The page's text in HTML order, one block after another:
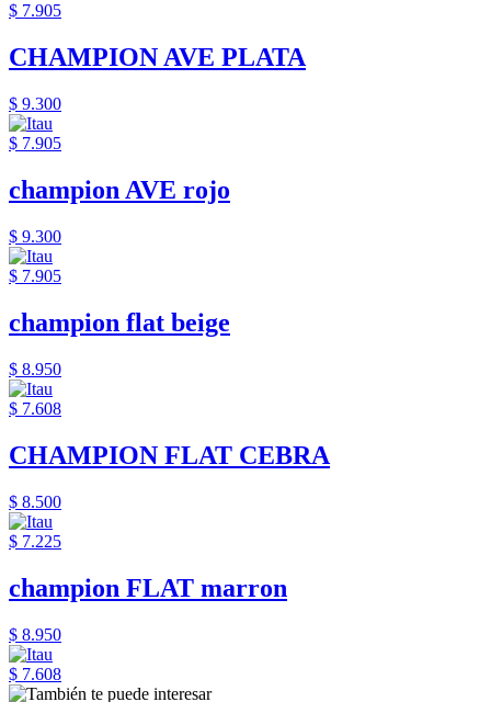
$ 7.905
CHAMPION AVE PLATA
$ 9.300
$ 7.905
champion AVE rojo
$ 9.300
$ 7.905
champion flat beige
$ 8.950
$ 7.608
CHAMPION FLAT CEBRA
$ 8.500
$ 7.225
champion FLAT marron
$ 8.950
$ 7.608